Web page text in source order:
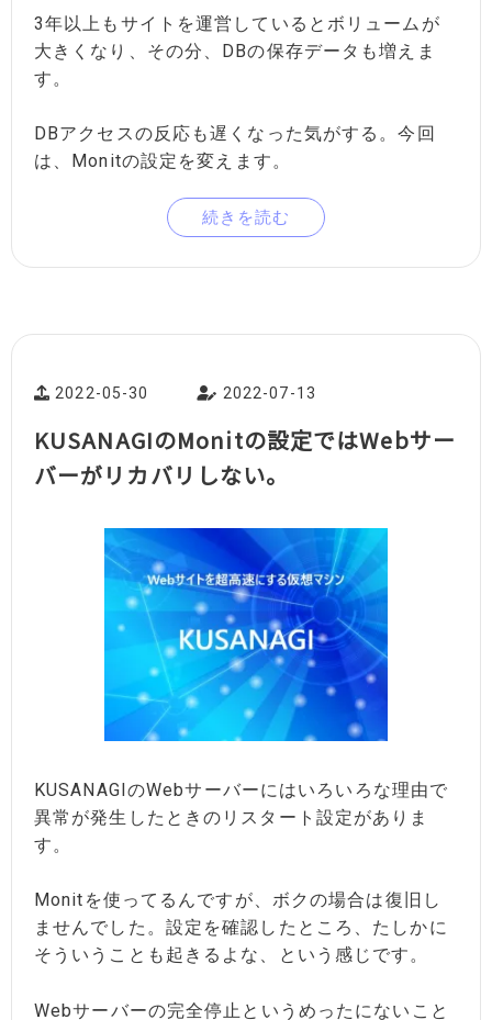
3年以上もサイトを運営しているとボリュームが
大きくなり、その分、DBの保存データも増えま
す。
DBアクセスの反応も遅くなった気がする。今回
は、Monitの設定を変えます。
続きを読む
2022-05-30 2022-07-13
KUSANAGIのMonitの設定ではWebサー
バーがリカバリしない。
KUSANAGIのWebサーバーにはいろいろな理由で
異常が発生したときのリスタート設定がありま
す。
Monitを使ってるんですが、ボクの場合は復旧し
ませんでした。設定を確認したところ、たしかに
そういうことも起きるよな、という感じです。
Webサーバーの完全停止というめったにないこと